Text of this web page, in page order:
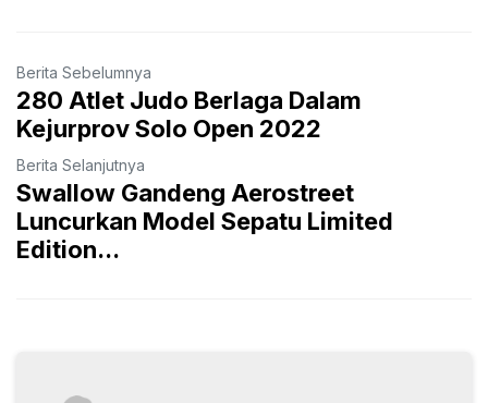
Berita Sebelumnya
280 Atlet Judo Berlaga Dalam
Kejurprov Solo Open 2022
Berita Selanjutnya
Swallow Gandeng Aerostreet
Luncurkan Model Sepatu Limited
Edition...